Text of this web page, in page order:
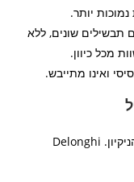
יותר.
תבשילים שונים, ללא
מכל כיוון.
ואינו מתייבש.
אחד האתגרים הגדולים בשימוש בתנור הוא הניקיון. Delonghi